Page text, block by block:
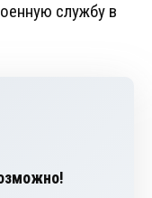
службу в